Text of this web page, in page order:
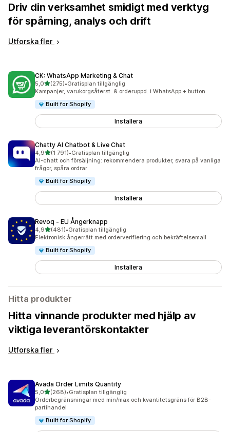
Driv din verksamhet smidigt med verktyg
för spårning, analys och drift
Utforska fler
CK: WhatsApp Marketing & Chat
5,0av 5 stjärnor
(275)
275 recensioner totalt
•Gratisplan tillgänglig
Kampanjer, varukorgsåterst. & orderuppd. i WhatsApp + button
Built for Shopify
Installera
Chatty AI Chatbot & Live Chat
4,9av 5 stjärnor
(1 791)
1791 recensioner totalt
•Gratisplan tillgänglig
AI-chatt och försäljning: rekommendera produkter, svara på vanliga
frågor, spåra ordrar
Built for Shopify
Installera
Revoq ‑ EU Ångerknapp
4,9av 5 stjärnor
(481)
481 recensioner totalt
•Gratisplan tillgänglig
Elektronisk ångerrätt med orderverifiering och bekräftelsemail
Built for Shopify
Installera
Hitta produkter
Hitta vinnande produkter med hjälp av
viktiga leverantörskontakter
Utforska fler
Avada Order Limits Quantity
5,0av 5 stjärnor
(268)
268 recensioner totalt
•Gratisplan tillgänglig
Orderbegränsningar med min/max och kvantitetsgräns för B2B-
partihandel
Built for Shopify